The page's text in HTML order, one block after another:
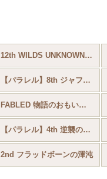
12th WILDS UNKNOWN 未知なる彼方へ！
【パラレル】8th ジャファーの王権
FABLED 物語のおもいで vol.1(7th)
【パラレル】4th 逆襲のアースラ
2nd フラッドボーンの渾沌